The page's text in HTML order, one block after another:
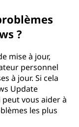
?
mise à jour,
personnel
à jour. Si cela
Update
vous aider à
les plus